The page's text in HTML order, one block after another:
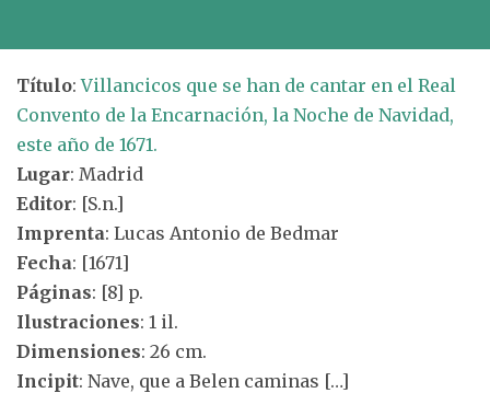
Título:Villancicos que se han de cantar en el Real
Convento de la Encarnación, la Noche de Navidad,
este año de 1671.
Lugar: Madrid
Editor: [S.n.]
Imprenta: Lucas Antonio de Bedmar
Fecha: [1671]
Páginas: [8] p.
Ilustraciones: 1 il.
Dimensiones: 26 cm.
Incipit: Nave, que a Belen caminas […]